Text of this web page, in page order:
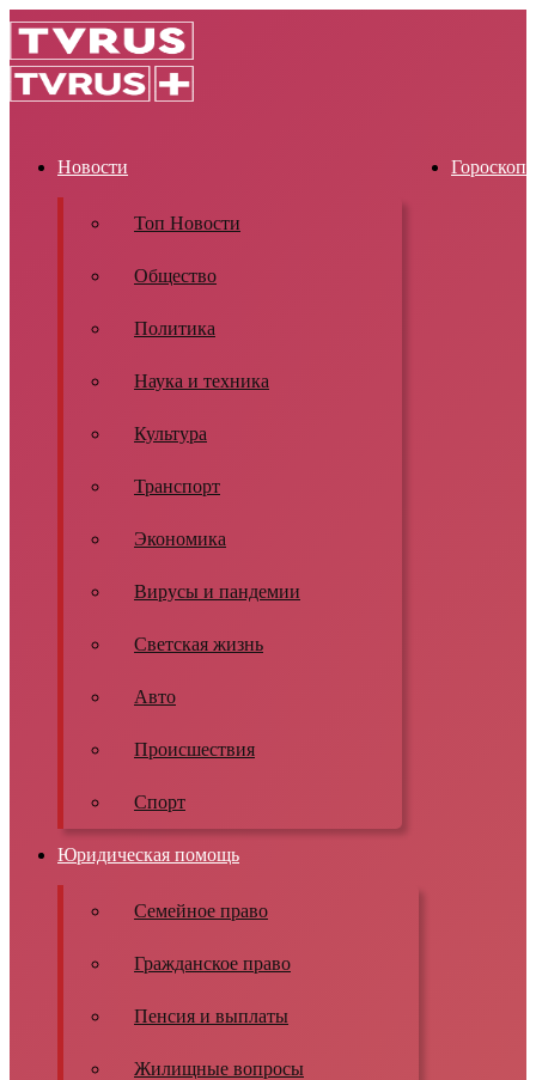
Новости
Топ Новости
Общество
Политика
Наука и техника
Культура
Транспорт
Экономика
Вирусы и пандемии
Светская жизнь
Авто
Происшествия
Спорт
Гороскоп
Юридическая помощь
Семейное право
Гражданское право
Пенсия и выплаты
Жилищные вопросы